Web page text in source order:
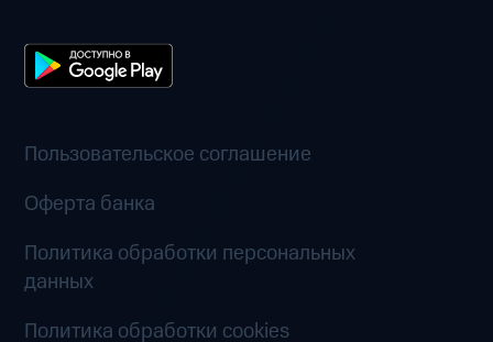
Пользовательское соглашение
Оферта банка
Политика обработки персональных
данных
Политика обработки cookies